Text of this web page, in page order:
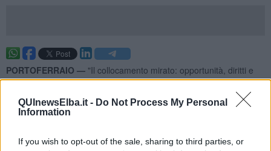
QUInewsElba.it - Do Not Process My Personal
Information
If you wish to opt-out of the sale, sharing to third parties, or
PORTOFERRAIO — "Il collocamento mirato: opportunità, diritti e
strumenti per l'inclusione lavorativa delle persone con disabilità", è
del seminario organizzato dal Centro per l'impiego di Portoferraio, il
9 Luglio e rivolto alle persone con disabilità già iscritte o interessate
Nel seminario si parlerà di requisiti e modalità di iscrizione;